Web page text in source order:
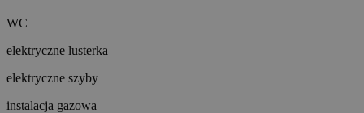
WC
elektryczne lusterka
elektryczne szyby
instalacja gazowa